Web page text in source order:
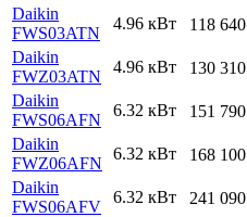
Daikin
FWS03ATN
4.96 кВт 118 640
Daikin
FWZ03ATN
4.96 кВт 130 310
Daikin
FWS06AFN
6.32 кВт 151 790
Daikin
FWZ06AFN
6.32 кВт 168 100
Daikin
FWS06AFV
6.32 кВт 241 090